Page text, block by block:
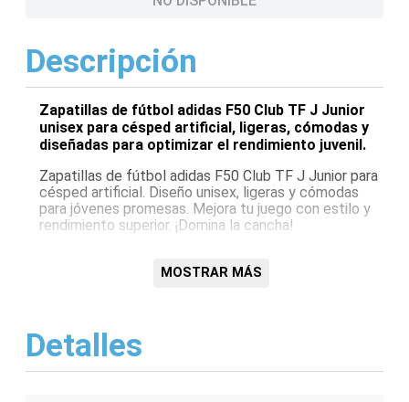
Descripción
Zapatillas de fútbol adidas F50 Club TF J Junior
unisex para césped artificial, ligeras, cómodas y
diseñadas para optimizar el rendimiento juvenil.
Zapatillas de fútbol adidas F50 Club TF J Junior para
césped artificial. Diseño unisex, ligeras y cómodas
para jóvenes promesas. Mejora tu juego con estilo y
rendimiento superior. ¡Domina la cancha!
Marca Adidas
Ligereza y comodidad
MOSTRAR MÁS
Detalles